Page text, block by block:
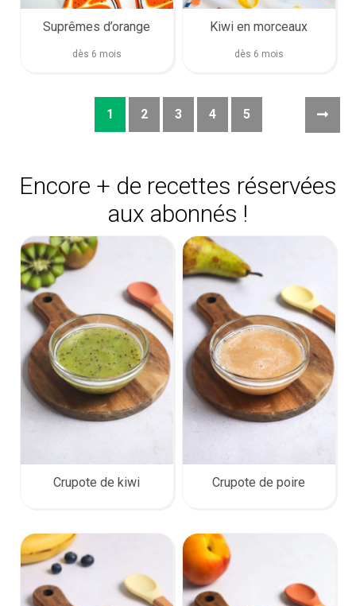
Suprêmes d’orange
dès 6 mois
Kiwi en morceaux
dès 6 mois
1 2 3 4 5
Encore + de recettes réservées
aux abonnés !
Crupote de kiwi Crupote de poire